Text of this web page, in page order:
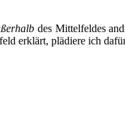
des Mittelfeldes
erklärt, plädiere ich